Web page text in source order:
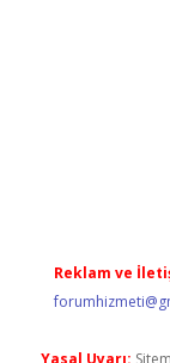
Reklam ve
Yasal Uyarı: